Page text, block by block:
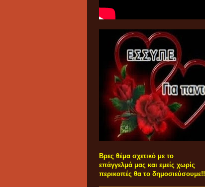
Βρες θέμα σχετικό με το
επάγγελμά μας και εμείς χωρίς
περικοπές θα το δημοσιεύσουμε!!